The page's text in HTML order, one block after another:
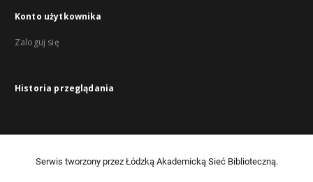
Konto użytkownika
Zaloguj się
Historia przeglądania
Serwis tworzony przez Łódzką Akademicką Sieć Biblioteczną.